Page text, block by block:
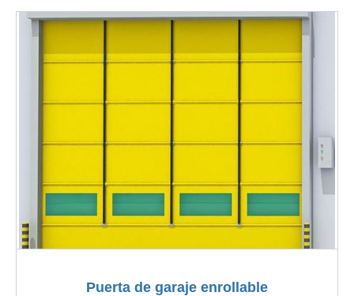
Puerta de garaje enrollable